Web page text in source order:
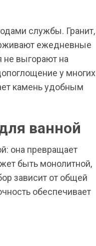
службы. Гранит,
ежедневные
не выгорают на
у многих
камень удобным
ванной
она превращает
быть монолитной,
зависит от общей
обеспечивает